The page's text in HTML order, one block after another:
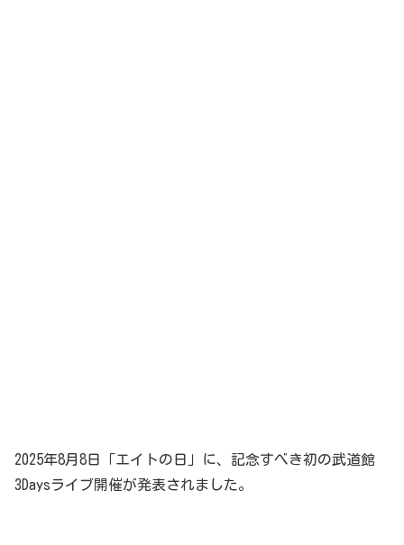
2025年8月8日「エイトの日」に、記念すべき初の武道館
3Daysライブ開催が発表されました。